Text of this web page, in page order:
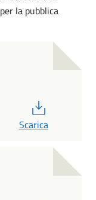
la pubblica
Scarica